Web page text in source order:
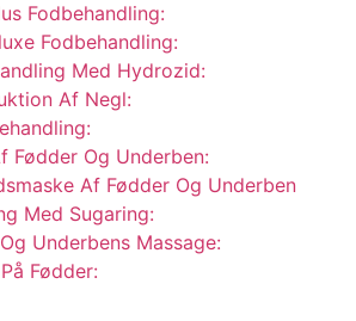
Fodbehandling:
Fodbehandling:
Med Hydrozid:
Af Negl:
Fødder Og Underben:
Af Fødder Og Underben
Med Sugaring:
Underbens Massage:
Fødder: